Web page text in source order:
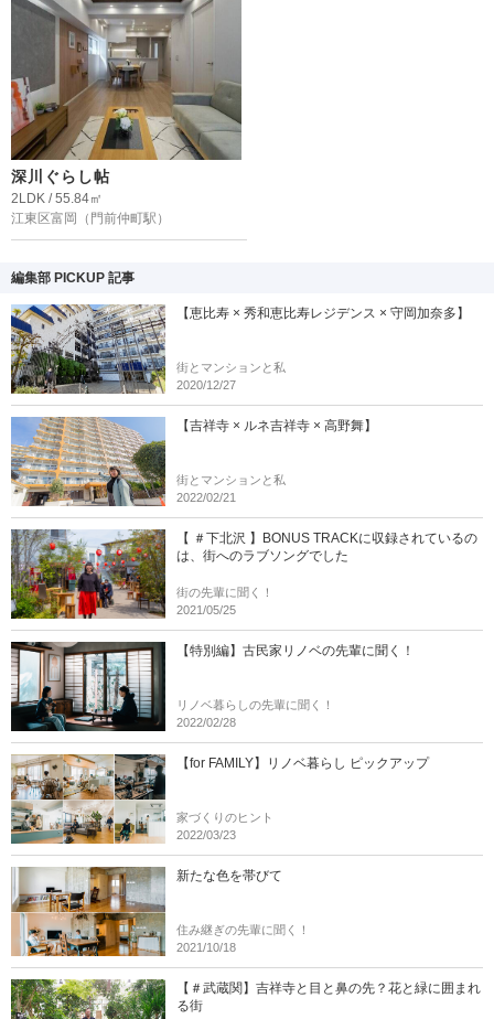
深川ぐらし帖
2LDK / 55.84㎡
江東区富岡
（門前仲町駅）
編集部 PICKUP 記事
【恵比寿 × 秀和恵比寿レジデンス × 守岡加奈多】
街とマンションと私
2020/12/27
【吉祥寺 × ルネ吉祥寺 × 高野舞】
街とマンションと私
2022/02/21
【 ＃下北沢 】BONUS TRACKに収録されているの
は、街へのラブソングでした
街の先輩に聞く！
2021/05/25
【特別編】古民家リノベの先輩に聞く！
リノベ暮らしの先輩に聞く！
2022/02/28
【for FAMILY】リノベ暮らし ピックアップ
家づくりのヒント
2022/03/23
新たな色を帯びて
住み継ぎの先輩に聞く！
2021/10/18
【＃武蔵関】吉祥寺と目と鼻の先？花と緑に囲まれ
る街